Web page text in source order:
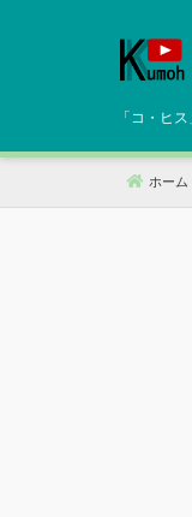
へ
動
「 コ・ヒス
ホーム